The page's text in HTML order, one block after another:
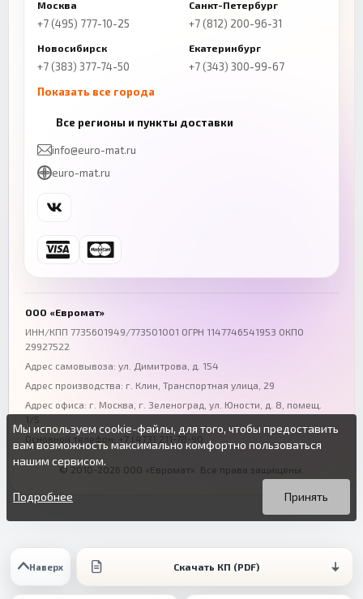
Наверх Скачать КП (PDF)
Москва
+7 (495) 777-10-25
Санкт-Петербург
+7 (812) 200-96-31
Новосибирск
+7 (383) 377-74-50
Екатеринбург
+7 (343) 300-99-67
Показать все города
+7 (843) 206-01-30
Челябинск
+7 (343) 300-99-67
Ростов-на-Дону
+7 (863) 333-50-75
Волгоград
+7 (844) 261-36-12
Омск
Все регионы и пункты доставки
info@euro-mat.ru
euro-mat.ru
ООО «Евромат»
ИНН/КПП 7735601949/773501001 ОГРН 1147746541953 ОКПО
29927522
Адрес самовывоза: ул. Димитрова, д. 154
Адрес производства: г. Клин, Транспортная улица, 29
Адрес офиса: г. Москва, г. Зеленоград ул. Юности, д. 8, помещ.
1/5
Основной телефон:
+7 (473) 211-78-90
© 2010-2026 ООО «Евромат». Все права защищены.
Мы используем cookie-файлы, для того, чтобы предоставить
вам возможность максимально комфортно пользоваться
нашим сервисом.
Вы можете подробнее прочитать о cookie-файлах в открытых
источниках или изменить настройки своего браузера.
Продолжая пользоваться данным сайтом без изменения
настроек вы даете согласие на использование ваших cookie-
Принять
Подробнее